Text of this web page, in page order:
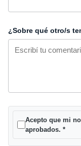
¿Sobre qué otro/s
Acepto que mi
aprobados. *